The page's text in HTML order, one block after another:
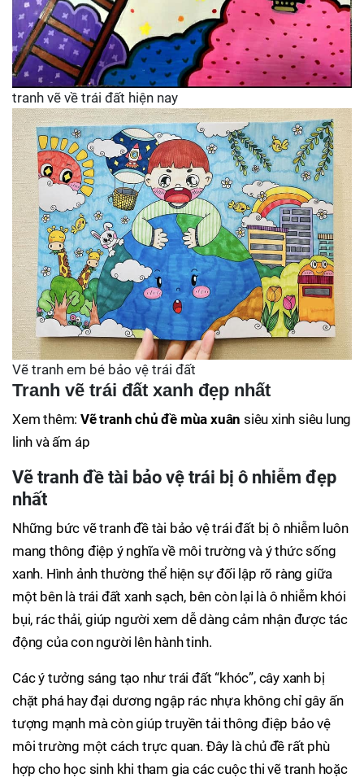
tranh vẽ về trái đất hiện nay
Vẽ tranh em bé bảo vệ trái đất
Tranh vẽ trái đất xanh đẹp nhất
Xem thêm: Vẽ tranh chủ đề mùa xuân siêu xinh siêu lung
linh và ấm áp
Vẽ tranh đề tài bảo vệ trái bị ô nhiễm đẹp
nhất
Những bức vẽ tranh đề tài bảo vệ trái đất bị ô nhiễm luôn
mang thông điệp ý nghĩa về môi trường và ý thức sống
xanh. Hình ảnh thường thể hiện sự đối lập rõ ràng giữa
một bên là trái đất xanh sạch, bên còn lại là ô nhiễm khói
bụi, rác thải, giúp người xem dễ dàng cảm nhận được tác
động của con người lên hành tinh.
Các ý tưởng sáng tạo như trái đất “khóc”, cây xanh bị
chặt phá hay đại dương ngập rác nhựa không chỉ gây ấn
tượng mạnh mà còn giúp truyền tải thông điệp bảo vệ
môi trường một cách trực quan. Đây là chủ đề rất phù
hợp cho học sinh khi tham gia các cuộc thi vẽ tranh hoặc